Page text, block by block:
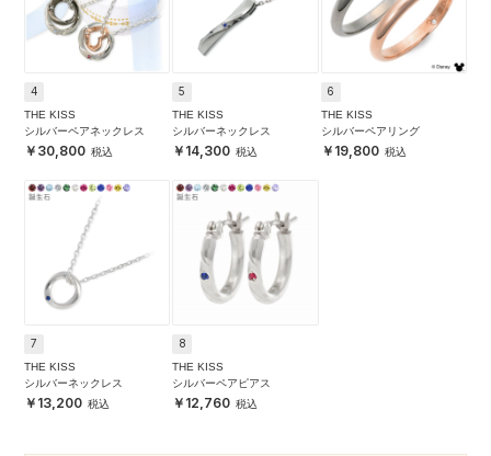
4
THE KISS
シルバーペアネックレス
30,800
5
THE KISS
シルバーネックレス
14,300
6
THE KISS
シルバーペアリング
19,800
7
THE KISS
シルバーネックレス
13,200
8
THE KISS
シルバーペアピアス
12,760